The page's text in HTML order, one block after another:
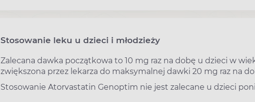
Stosowanie leku u dzieci i młodzieży
Zalecana dawka początkowa to 10 mg raz na dobę u dzieci w
zwiększona przez lekarza do maksymalnej dawki 20 mg raz na
Stosowanie Atorvastatin Genoptim nie jest zalecane u dzieci